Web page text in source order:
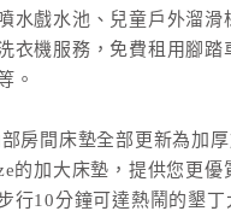
水戲水池、兒童戶外溜滑
衣機服務，免費租用腳踏
。
房間床墊全部更新為加
的加大床墊，提供您更優
行10分鐘可達熱鬧的墾丁